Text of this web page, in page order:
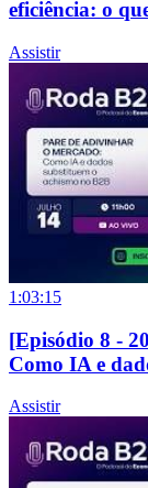
eficiência: o
Assistir
1:03:15
[Episódio 8 -
Como IA e
Assistir